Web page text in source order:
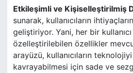
Etkileşimli ve Kişiselleştirilmiş
sunarak, kullanıcıların
geliştiriyor. Yani, her bir
özelleştirilebilen özellikler
arayüzü, kullanıcıların
kavrayabilmesi için sade ve